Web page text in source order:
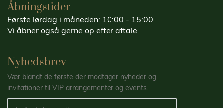
Åbningstider
Første lørdag i måneden: 10:00 - 15:00
Vi åbner også gerne op efter aftale
Nyhedsbrev
Vær blandt de første der modtager nyheder og
invitationer til VIP arrangementer og events.